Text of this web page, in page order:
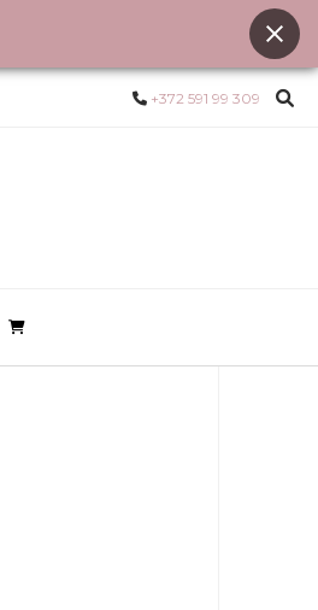
+372 591 99 309